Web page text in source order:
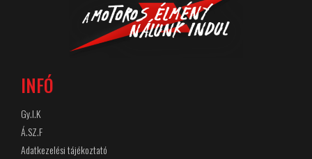
INFÓ
Gy.I.K
Á.SZ.F
Adatkezelési tájékoztató